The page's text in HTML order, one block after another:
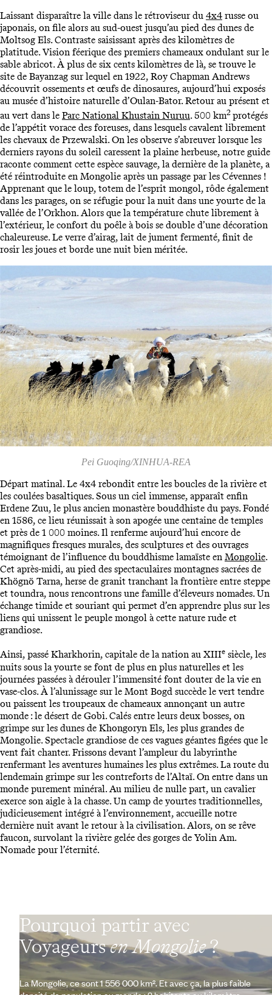
Laissant disparaître la ville dans le rétroviseur du 4x4 russe ou
japonais, on file alors au sud-ouest jusqu’au pied des dunes de
Moltsog Els. Contraste saisissant après des kilomètres de
platitude. Vision féerique des premiers chameaux ondulant sur le
sable abricot. À plus de six cents kilomètres de là, se trouve le
site de Bayanzag sur lequel en 1922, Roy Chapman Andrews
découvrit ossements et œufs de dinosaures, aujourd’hui exposés
au musée d’histoire naturelle d’Oulan-Bator. Retour au présent et
au vert dans le Parc National Khustain Nuruu. 500 km2protégés
de l’appétit vorace des foreuses, dans lesquels cavalent librement
les chevaux de Przewalski. On les observe s’abreuver lorsque les
derniers rayons du soleil caressent la plaine herbeuse, notre guide
raconte comment cette espèce sauvage, la dernière de la planète, a
été réintroduite en Mongolie après un passage par les Cévennes !
Apprenant que le loup, totem de l’esprit mongol, rôde également
dans les parages, on se réfugie pour la nuit dans une yourte de la
vallée de l’Orkhon. Alors que la température chute librement à
l’extérieur, le confort du poêle à bois se double d’une décoration
chaleureuse. Le verre d’airag, lait de jument fermenté, finit de
rosir les joues et borde une nuit bien méritée.
Pei Guoqing/XINHUA-REA
Départ matinal. Le 4x4 rebondit entre les boucles de la rivière et
les coulées basaltiques. Sous un ciel immense, apparaît enfin
Erdene Zuu, le plus ancien monastère bouddhiste du pays. Fondé
en 1586, ce lieu réunissait à son apogée une centaine de temples
et près de 1 000 moines. Il renferme aujourd’hui encore de
magnifiques fresques murales, des sculptures et des ouvrages
témoignant de l’influence du bouddhisme lamaïste en Mongolie.
Cet après-midi, au pied des spectaculaires montagnes sacrées de
Khögnö Tarna, herse de granit tranchant la frontière entre steppe
et toundra, nous rencontrons une famille d’éleveurs nomades. Un
échange timide et souriant qui permet d’en apprendre plus sur les
liens qui unissent le peuple mongol à cette nature rude et
grandiose.
Ainsi, passé Kharkhorin, capitale de la nation au XIIIe siècle, les
nuits sous la yourte se font de plus en plus naturelles et les
journées passées à dérouler l’immensité font douter de la vie en
vase-clos. À l’alunissage sur le Mont Bogd succède le vert tendre
ou paissent les troupeaux de chameaux annonçant un autre
monde : le désert de Gobi. Calés entre leurs deux bosses, on
grimpe sur les dunes de Khongoryn Els, les plus grandes de
Mongolie. Spectacle grandiose de ces vagues géantes figées que le
vent fait chanter. Frissons devant l’ampleur du labyrinthe
renfermant les aventures humaines les plus extrêmes. La route du
lendemain grimpe sur les contreforts de l’Altaï. On entre dans un
monde purement minéral. Au milieu de nulle part, un cavalier
exerce son aigle à la chasse. Un camp de yourtes traditionnelles,
judicieusement intégré à l’environnement, accueille notre
dernière nuit avant le retour à la civilisation. Alors, on se rêve
faucon, survolant la rivière gelée des gorges de Yolin Am.
Nomade pour l’éternité.
Pourquoi partir avec
Voyageursen Mongolie?
La Mongolie, ce sont 1 556 000 km². Et avec ça, la plus faible